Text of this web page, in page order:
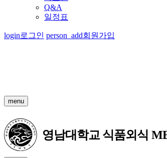
Q&A
일정표
login로그인 person_add회원가입
menu